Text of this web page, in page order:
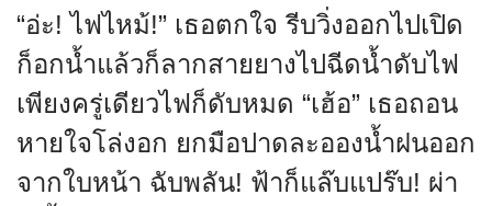
“อ่ะ! ไฟไหม้!” เธอตกใจ รีบวิ่งออกไปเปิด
ก็อกน้ำแล้วก็ลากสายยางไปฉีดน้ำดับไฟ
เพียงครู่เดียวไฟก็ดับหมด “เฮ้อ” เธอถอน
หายใจโล่งอก ยกมือปาดละอองน้ำฝนออก
จากใบหน้า ฉับพลัน! ฟ้าก็แล๊บแปร๊บ! ผ่า